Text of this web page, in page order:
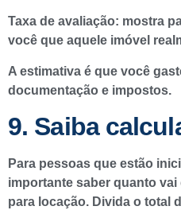
Taxa de avaliação: mostra
você que aquele imóvel
A estimativa é que você
documentação e impostos.
9. Saiba
Para pessoas que estão
importante saber quanto
para locação. Divida o total